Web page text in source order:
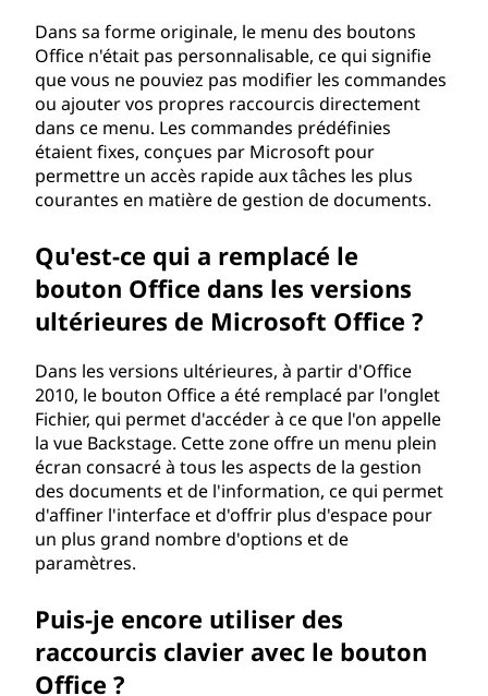
Dans sa forme originale, le menu des boutons
Office n'était pas personnalisable, ce qui signifie
que vous ne pouviez pas modifier les commandes
ou ajouter vos propres raccourcis directement
dans ce menu. Les commandes prédéfinies
étaient fixes, conçues par Microsoft pour
permettre un accès rapide aux tâches les plus
courantes en matière de gestion de documents.
Qu'est-ce qui a remplacé le
bouton Office dans les versions
ultérieures de Microsoft Office ?
Dans les versions ultérieures, à partir d'Office
2010, le bouton Office a été remplacé par l'onglet
Fichier, qui permet d'accéder à ce que l'on appelle
la vue Backstage. Cette zone offre un menu plein
écran consacré à tous les aspects de la gestion
des documents et de l'information, ce qui permet
d'affiner l'interface et d'offrir plus d'espace pour
un plus grand nombre d'options et de
paramètres.
Puis-je encore utiliser des
raccourcis clavier avec le bouton
Office ?